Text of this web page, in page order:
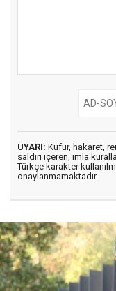
UYARI: Küfür, hakaret,
saldırı içeren, imla
Türkçe karakter
onaylanmamaktadır.